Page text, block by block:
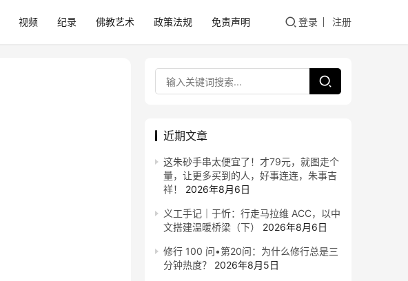
视频 纪录 佛教艺术 政策法规 免责声明 登录 注册
近期文章
这朱砂手串太便宜了！才79元，就图走个
量，让更多买到的人，好事连连，朱事吉
祥！
2026年8月6日
义工手记｜于忻：行走马拉维 ACC，以中
文搭建温暖桥梁（下）
2026年8月6日
修行 100 问•第20问：为什么修行总是三
分钟热度？
2026年8月5日